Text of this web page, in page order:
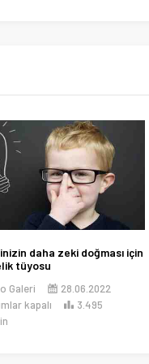
daha zeki doğması için
tüyosu
Galeri
28.06.2022
kapalı
3.495